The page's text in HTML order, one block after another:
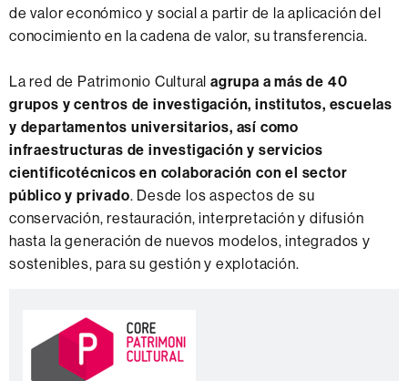
de valor económico y social a partir de la aplicación del
conocimiento en la cadena de valor, su transferencia.
La red de Patrimonio Cultural agrupa a más de 40
grupos y centros de investigación, institutos, escuelas
y departamentos universitarios, así como
infraestructuras de investigación y servicios
cientificotécnicos en colaboración con el sector
público y privado. Desde los aspectos de su
conservación, restauración, interpretación y difusión
hasta la generación de nuevos modelos, integrados y
sostenibles, para su gestión y explotación.
complementaria
o